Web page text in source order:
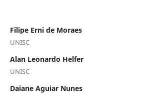
Filipe Erni de Moraes
UNISC
Alan Leonardo Helfer
UNISC
Daiane Aguiar Nunes